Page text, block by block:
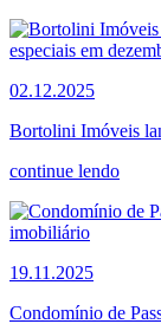
02.12.2025
Bortolini Imóveis
continue lendo
19.11.2025
Condomínio de